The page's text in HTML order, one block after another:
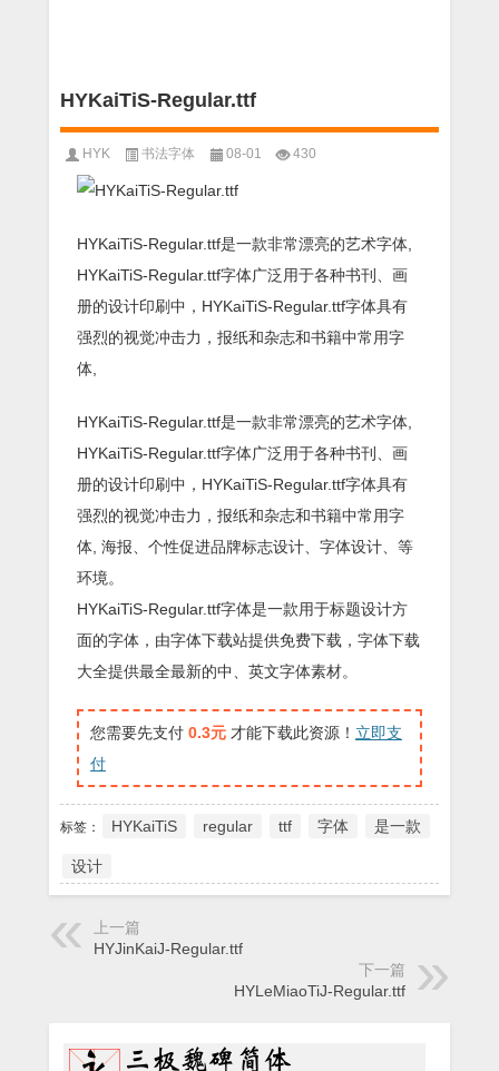
HYKaiTiS-Regular.ttf
HYK 书法字体 08-01 430
HYKaiTiS-Regular.ttf是一款非常漂亮的艺术字体,
HYKaiTiS-Regular.ttf字体广泛用于各种书刊、画
册的设计印刷中，HYKaiTiS-Regular.ttf字体具有
强烈的视觉冲击力，报纸和杂志和书籍中常用字
体,
HYKaiTiS-Regular.ttf是一款非常漂亮的艺术字体,
HYKaiTiS-Regular.ttf字体广泛用于各种书刊、画
册的设计印刷中，HYKaiTiS-Regular.ttf字体具有
强烈的视觉冲击力，报纸和杂志和书籍中常用字
体, 海报、个性促进品牌标志设计、字体设计、等
环境。
HYKaiTiS-Regular.ttf字体是一款用于标题设计方
面的字体，由字体下载站提供免费下载，字体下载
大全提供最全最新的中、英文字体素材。
您需要先支付 0.3元 才能下载此资源！ 立即支
付
标签： HYKaiTiS regular ttf 字体 是一款
设计
上一篇
HYJinKaiJ-Regular.ttf
下一篇
HYLeMiaoTiJ-Regular.ttf